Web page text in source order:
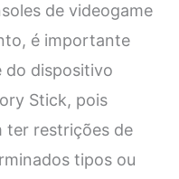
de videogame
é importante
do dispositivo
Stick, pois
ter restrições de
tipos ou